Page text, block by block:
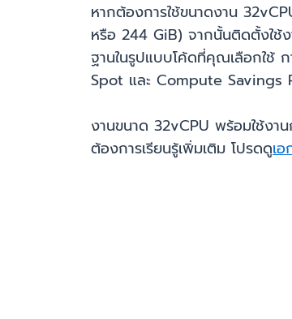
หากต้องการใช้ขนาดงาน
หรือ 244 GiB) จากนั้นติดตั้งใช้
ฐานในรูปแบบโค้ดที่คุณเลือกใช้
Spot และ Compute Savings
งานขนาด 32vCPU พร้อมใช้งา
ต้องการเรียนรู้เพิ่มเติม โปรดดูเ